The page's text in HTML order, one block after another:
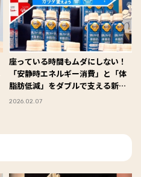
座っている時間もムダにしない！
「安静時エネルギー消費」と「体
脂肪低減」をダブルで支える新習
慣ヨーグルト
2026.02.07